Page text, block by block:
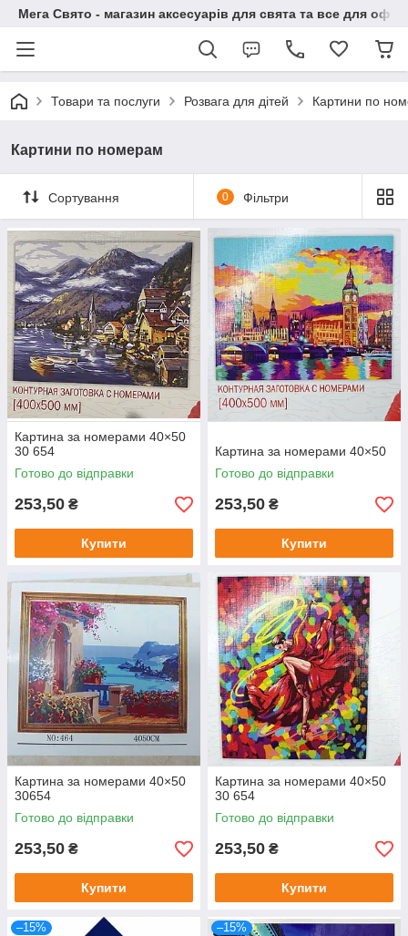
Мега Свято - магазин аксесуарів для свята та все для
Товари та послуги Розвага для дітей Картини по
Картини по номерам
Сортування 0 Фільтри
Картина за номерами 40×50
30 654
Готово до відправки
253,50 ₴
Купити
Картина за номерами 40×50
Готово до відправки
253,50 ₴
Купити
Картина за номерами 40×50
30654
Готово до відправки
253,50 ₴
Купити
Картина за номерами 40×50
30 654
Готово до відправки
253,50 ₴
Купити
–15% –15%